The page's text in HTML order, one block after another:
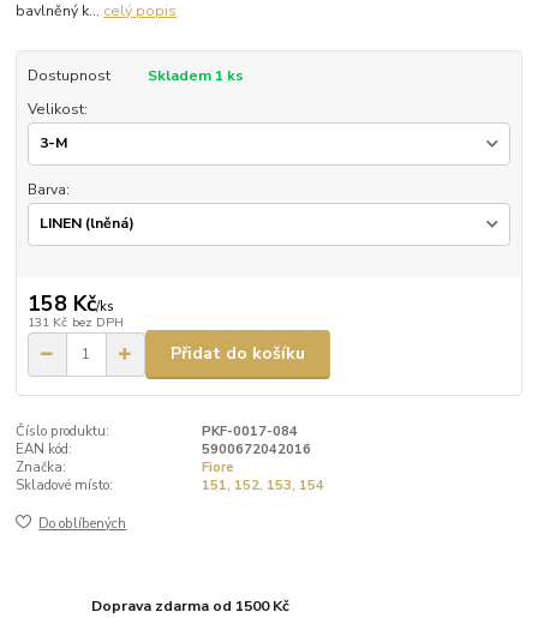
bavlněný k... celý popis
Dostupnost
Skladem 1 ks
Velikost:
Barva:
158 Kč/ks
131 Kč bez DPH
Přidat do košíku
Číslo produktu:
PKF-0017-084
EAN kód:
5900672042016
Značka:
Fiore
Skladové místo:
151, 152, 153, 154
Do oblíbených
Doprava zdarma od 1500 Kč